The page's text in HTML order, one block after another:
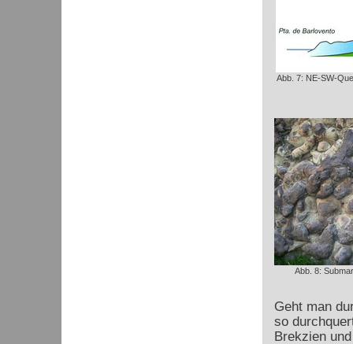
Abb. 7: NE-SW-
Abb. 8:
Geht man
so
Brekzien